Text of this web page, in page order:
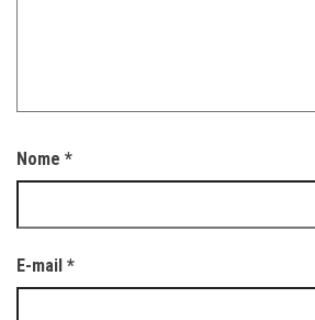
Nome *
E-mail *